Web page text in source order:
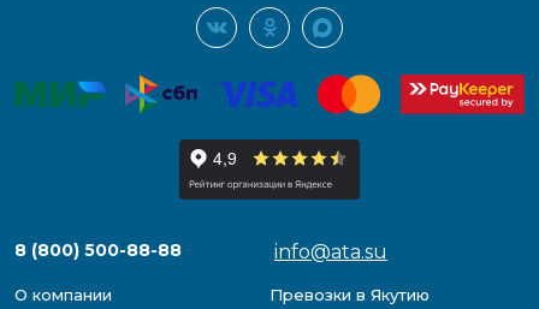
8 (800) 500-88-88 info@ata.su
О компании
Превозки в Якутию